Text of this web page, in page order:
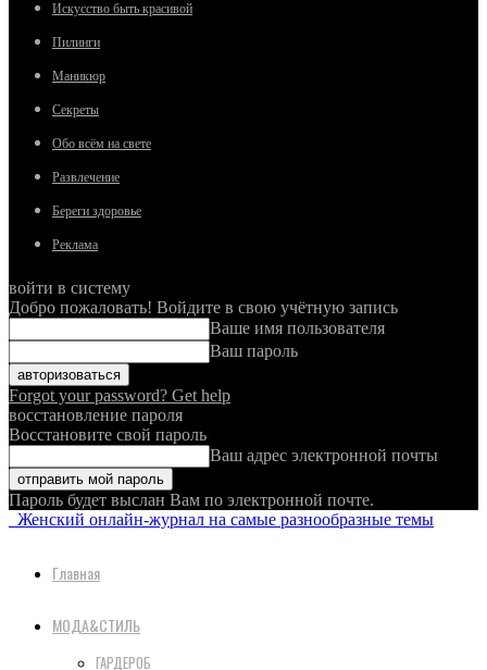
Искусство быть красивой
Пилинги
Маникюр
Секреты
Обо всём на свете
Развлечение
Береги здоровье
Реклама
войти в систему
Добро пожаловать! Войдите в свою учётную запись
Ваше имя пользователя
Ваш пароль
Forgot your password? Get help
восстановление пароля
Восстановите свой пароль
Ваш адрес электронной почты
Пароль будет выслан Вам по электронной почте.
Женский онлайн-журнал на самые разнообразные темы
Главная
МОДА&СТИЛЬ
ГАРДЕРОБ